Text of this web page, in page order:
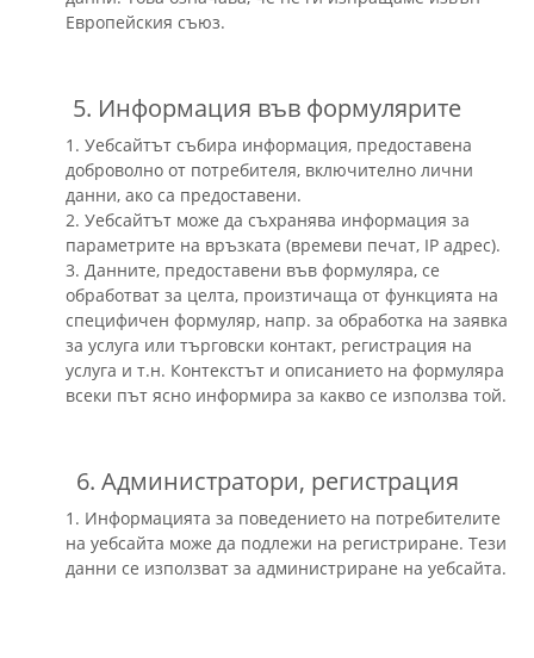
Европейския съюз.
5. Информация във формулярите
1. Уебсайтът събира информация, предоставена
доброволно от потребителя, включително лични
данни, ако са предоставени.
2. Уебсайтът може да съхранява информация за
параметрите на връзката (времеви печат, IP адрес).
3. Данните, предоставени във формуляра, се
обработват за целта, произтичаща от функцията на
специфичен формуляр, напр. за обработка на заявка
за услуга или търговски контакт, регистрация на
услуга и т.н. Контекстът и описанието на формуляра
всеки път ясно информира за какво се използва той.
6. Администратори, регистрация
1. Информацията за поведението на потребителите
на уебсайта може да подлежи на регистриране. Тези
данни се използват за администриране на уебсайта.